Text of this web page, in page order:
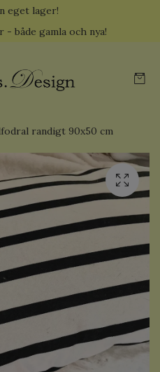
eget lager!
både gamla och nya!
randigt 90x50 cm